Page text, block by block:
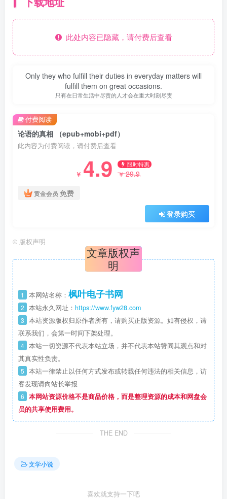
此处内容已隐藏，请付费后查看
Only they who fulfill their duties in everyday matters will
fulfill them on great occasions.
只有在日常生活中尽责的人才会在重大时刻尽责
论语的真相 （epub+mobi+pdf）
此内容为付费阅读，请付费后查看
￥ 4.9 限时特惠
￥29.9
黄金会员 免费
登录购买
付费阅读
© 版权声明
文章版权声
明
1 本网站名称： 枫叶电子书网
2 本站永久网址： https://www.fyw28.com
3 本站资源版权归原作者所有，请购买正版资源。如有侵权，请
联系我们，会第一时间下架处理。
4 本站一切资源不代表本站立场，并不代表本站赞同其观点和对
其真实性负责。
5 本站一律禁止以任何方式发布或转载任何违法的相关信息，访
客发现请向站长举报
6 本网站资源价格不是商品价格，而是整理资源的成本和网盘会
员的共享使用费用。
THE END
文学小说
喜欢就支持一下吧